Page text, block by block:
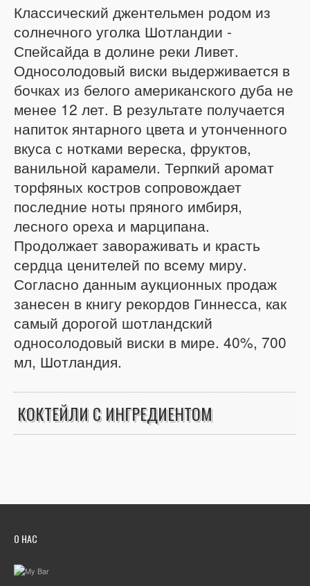
Классический джентельмен родом из
солнечного уголка Шотландии -
Спейсайда в долине реки Ливет.
Односолодовый виски выдерживается в
бочках из белого американского дуба не
менее 12 лет. В результате получается
напиток янтарного цвета и утонченного
вкуса с нотками вереска, фруктов,
ванильной карамели. Терпкий аромат
торфяных костров сопровождает
последние ноты пряного имбиря,
лесного ореха и марципана.
Продолжает завораживать и красть
сердца ценителей по всему миру.
Согласно данным аукционных продаж
занесен в книгу рекордов Гиннесса, как
самый дорогой шотландский
односолодовый виски в мире. 40%, 700
мл, Шотландия.
КОКТЕЙЛИ С ИНГРЕДИЕНТОМ
О НАС